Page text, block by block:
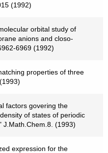
(1992)
orbital study of
anions and closo-
6969 (1992)
properties of three
factors govering the
of states of periodic
J.Math.Chem.8. (1993)
expression for the